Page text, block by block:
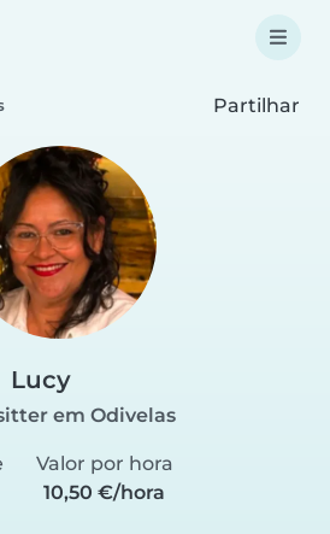
Partilhar
Lucy
em Odivelas
Valor por hora
10,50 €/hora